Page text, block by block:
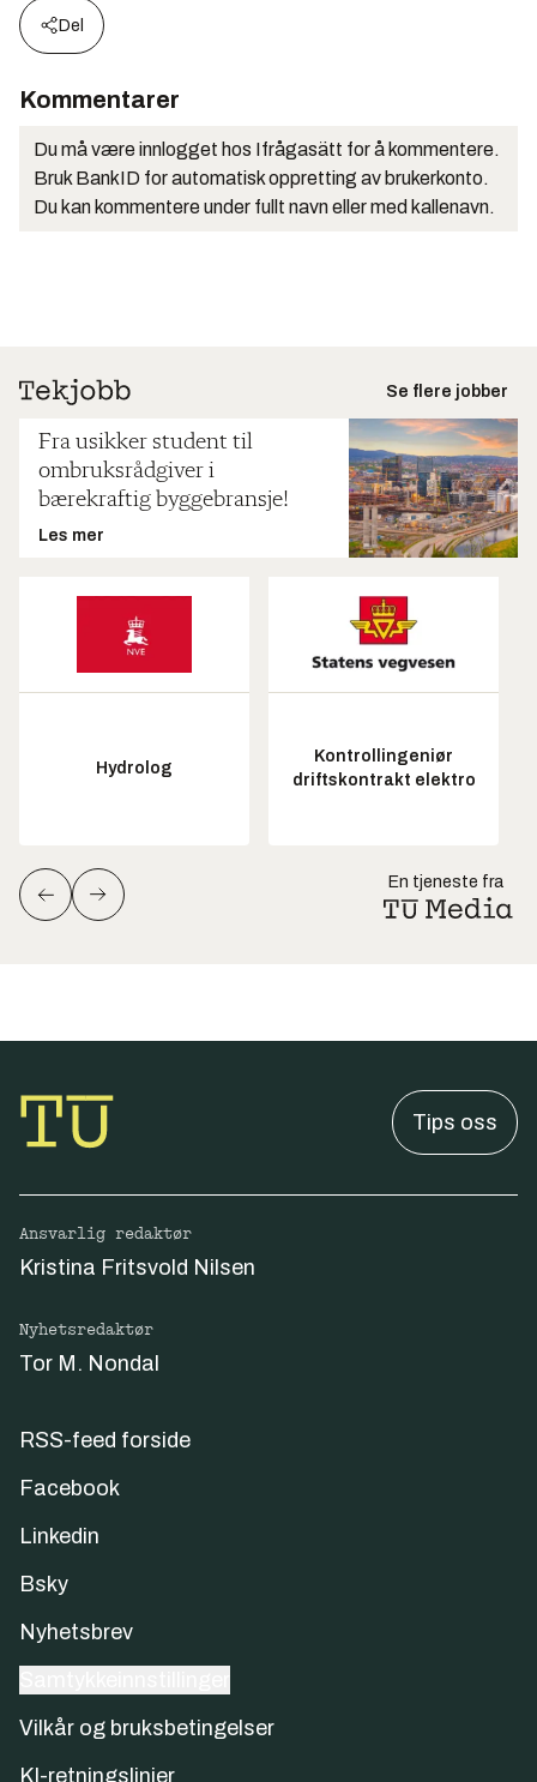
Del
Kommentarer
Du må være innlogget hos Ifrågasätt for å kommentere.
Bruk BankID for automatisk oppretting av brukerkonto.
Du kan kommentere under fullt navn eller med kallenavn.
Se flere jobber
Fra usikker student til
ombruksrådgiver i
bærekraftig byggebransje!
Les mer
Hydrolog
Kontrollingeniør
driftskontrakt elektro
En tjeneste fra
Tips oss
Ansvarlig redaktør
Kristina Fritsvold Nilsen
Nyhetsredaktør
Tor M. Nondal
RSS-feed forside
Facebook
Linkedin
Bsky
Nyhetsbrev
Vilkår og bruksbetingelser
KI-retningslinjer